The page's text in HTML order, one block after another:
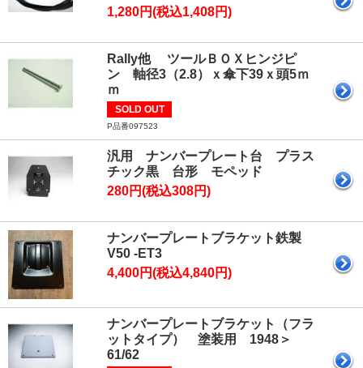
1,280円(税込1,408円)
Rally他 ツールＢＯＸヒンジピ
ン 軸径3（2.8）ｘ傘下39ｘ頭5ｍ
ｍ
SOLD OUT
P品番097523
汎用 ナンバープレート台 プラス
チック黒 台形 モペッド
280円(税込308円)
ナンバープレートブラケット鉄製
V50 -ET3
4,400円(税込4,840円)
ナンバープレートブラケット（フラ
ットタイプ） 塗装用 1948＞
61/62